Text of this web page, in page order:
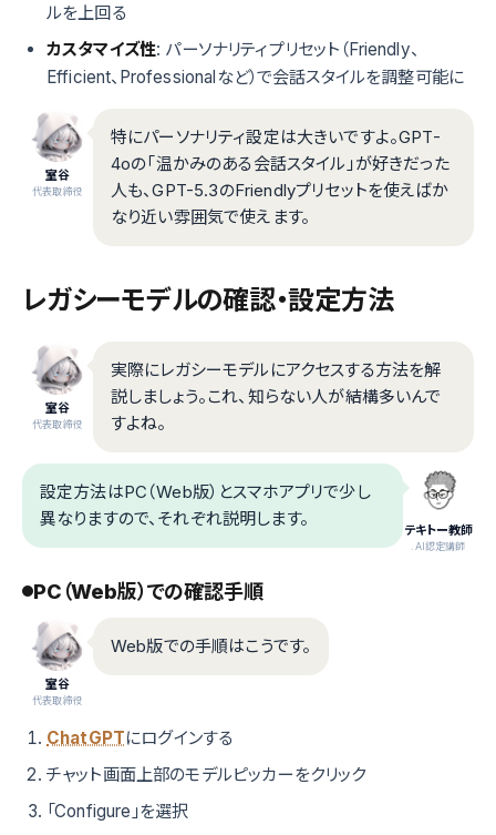
ルを上回る
カスタマイズ性: パーソナリティプリセット（Friendly、
Efficient、Professionalなど）で会話スタイルを調整可能に
室谷
代表取締役
特にパーソナリティ設定は大きいですよ。GPT-
4oの「温かみのある会話スタイル」が好きだった
人も、GPT-5.3のFriendlyプリセットを使えばか
なり近い雰囲気で使えます。
レガシーモデルの確認・設定方法
室谷
代表取締役
実際にレガシーモデルにアクセスする方法を解
説しましょう。これ、知らない人が結構多いんで
すよね。
テキトー教師
.AI認定講師
設定方法はPC（Web版）とスマホアプリで少し
異なりますので、それぞれ説明します。
PC（Web版）での確認手順
室谷
代表取締役
Web版での手順はこうです。
ChatGPTにログインする
チャット画面上部のモデルピッカーをクリック
「Configure」を選択